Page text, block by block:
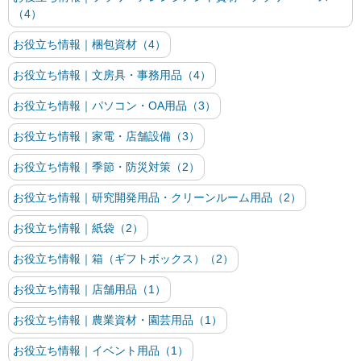
（4）
お役立ち情報｜梱包資材（4）
お役立ち情報｜文房具・事務用品（4）
お役立ち情報｜パソコン・OA用品（3）
お役立ち情報｜家電・店舗設備（3）
お役立ち情報｜季節・防災対策（2）
お役立ち情報｜研究開発用品・クリーンルーム用品（2）
お役立ち情報｜紙袋（2）
お役立ち情報｜箱（ギフトボックス）（2）
お役立ち情報｜店舗用品（1）
お役立ち情報｜農業資材・園芸用品（1）
お役立ち情報｜イベント用品（1）